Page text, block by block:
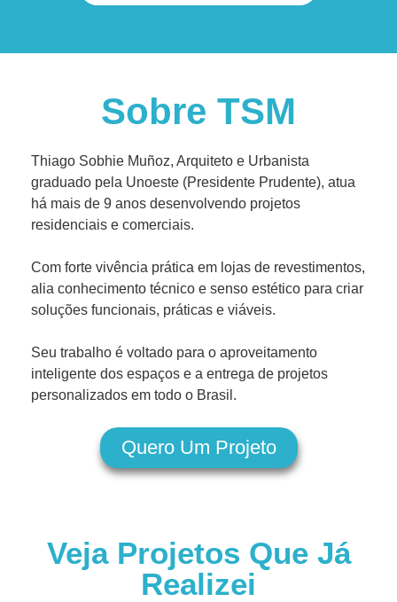
Sobre TSM
Thiago Sobhie Muñoz, Arquiteto e Urbanista
graduado pela Unoeste (Presidente Prudente), atua
há mais de 9 anos desenvolvendo projetos
residenciais e comerciais.
Com forte vivência prática em lojas de revestimentos,
alia conhecimento técnico e senso estético para criar
soluções funcionais, práticas e viáveis.
Seu trabalho é voltado para o aproveitamento
inteligente dos espaços e a entrega de projetos
personalizados em todo o Brasil.
Quero Um Projeto
Veja Projetos Que Já
Realizei